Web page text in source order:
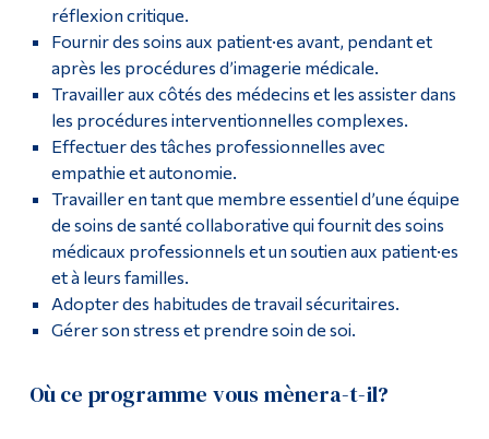
réflexion critique.
Fournir des soins aux patient·es avant, pendant et
après les procédures d’imagerie médicale.
Travailler aux côtés des médecins et les assister dans
les procédures interventionnelles complexes.
Effectuer des tâches professionnelles avec
empathie et autonomie.
Travailler en tant que membre essentiel d’une équipe
de soins de santé collaborative qui fournit des soins
médicaux professionnels et un soutien aux patient·es
et à leurs familles.
Adopter des habitudes de travail sécuritaires.
Gérer son stress et prendre soin de soi.
Où ce programme vous mènera-t-il?